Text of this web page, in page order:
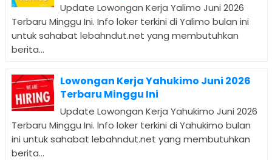
Update Lowongan Kerja Yalimo Juni 2026
Terbaru Minggu Ini. Info loker terkini di Yalimo bulan ini
untuk sahabat lebahndut.net yang membutuhkan
berita...
Lowongan Kerja Yahukimo Juni 2026
Terbaru Minggu Ini
Update Lowongan Kerja Yahukimo Juni 2026
Terbaru Minggu Ini. Info loker terkini di Yahukimo bulan
ini untuk sahabat lebahndut.net yang membutuhkan
berita...